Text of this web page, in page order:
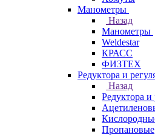
Манометры
Назад
Манометры
Weldestar
КРАСС
ФИЗТЕХ
Редуктора и
Назад
Редуктора и
Пропановые